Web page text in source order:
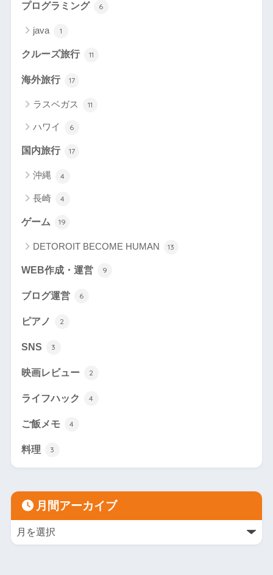
プログラミング 6
java 1
クルーズ旅行 11
海外旅行 17
ラスベガス 11
ハワイ 6
国内旅行 17
沖縄 4
長崎 4
ゲーム 19
DETOROIT BECOME HUMAN 13
WEB作成・運営 9
ブログ運営 6
ピアノ 2
SNS 3
映画レビュー 2
ライフハック 4
ご飯メモ 4
料理 3
月間アーカイブ